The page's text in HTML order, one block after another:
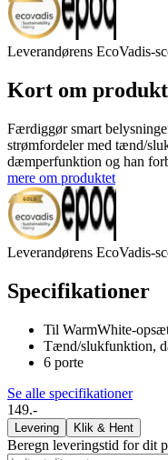
Leverandørens EcoVadis-
Kort om
Færdiggør smart
strømfordeler med tænd/
dæmperfunktion og han
mere om produktet
Leverandørens EcoVadis-
Specifikationer
Til WarmWhite-
Tænd/slukfunktion,
6 porte
Se alle specifikationer
149.-
Levering Klik & Hent
Beregn leveringstid for dit